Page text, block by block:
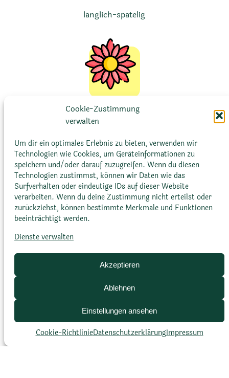
Cookie-Zustimmung
verwalten
Um dir ein optimales Erlebnis zu bieten, verwenden wir
Technologien wie Cookies, um Geräteinformationen zu
speichern und/oder darauf zuzugreifen. Wenn du diesen
Technologien zustimmst, können wir Daten wie das
Surfverhalten oder eindeutige IDs auf dieser Website
verarbeiten. Wenn du deine Zustimmung nicht erteilst oder
zurückziehst, können bestimmte Merkmale und Funktionen
beeinträchtigt werden.
Dienste verwalten
Akzeptieren
Ablehnen
Einstellungen ansehen
Cookie-RichtlinieDatenschutz­erklärungImpressum
länglich-spatelig
Blütenfarbe
tiefgelb
Blütenform
verkehrt eiförmig, zugespitzt